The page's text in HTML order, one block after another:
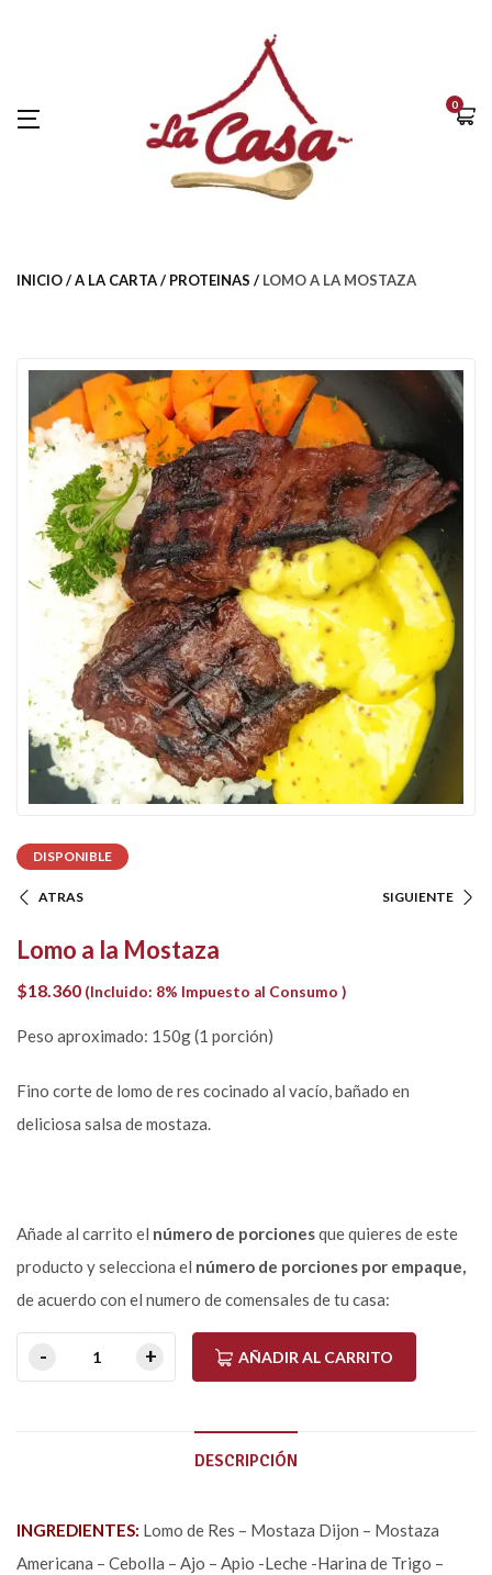
0
INICIO A LA CARTA PROTEINAS LOMO A LA MOSTAZA
DISPONIBLE
ATRAS SIGUIENTE
Lomo a la Mostaza
$18.360 (Incluido: 8% Impuesto al Consumo )
Peso aproximado: 150g (1 porción)
Fino corte de lomo de res cocinado al vacío, bañado en
deliciosa salsa de mostaza.
Añade al carrito el número de porcionesque quieres de este
producto y selecciona el número de porciones por empaque,
de acuerdo con el numero de comensales de tu casa:
AÑADIR AL CARRITO
DESCRIPCIÓN
INGREDIENTES: Lomo de Res – Mostaza Dijon – Mostaza
Americana – Cebolla – Ajo – Apio -Leche -Harina de Trigo –